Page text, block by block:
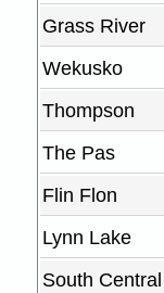
Grass River
Wekusko
Thompson
The Pas
Flin Flon
Lynn Lake
South